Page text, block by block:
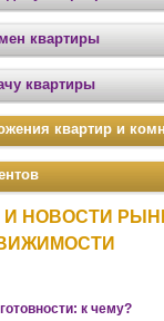
квартиры
квартиры
квартир и
И НОВОСТИ
к чему?